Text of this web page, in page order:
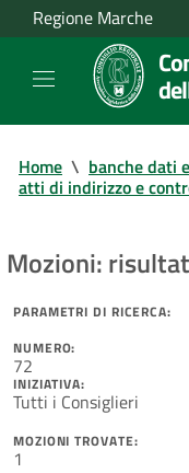
Regione Marche
Home \ banche dati
atti di indirizzo e
Mozioni:
PARAMETRI DI RICERCA:
NUMERO:
72
INIZIATIVA:
Tutti i Consiglieri
MOZIONI TROVATE:
1